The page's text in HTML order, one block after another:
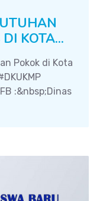
KOTA...
Pokok di Kota
:&nbsp;Dinas